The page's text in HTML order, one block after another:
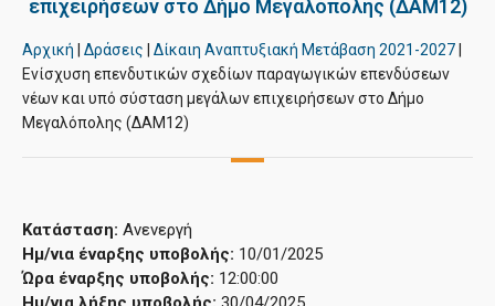
επιχειρήσεων στο Δήμο Μεγαλόπολης (ΔΑΜ12)
Αρχική Δράσεις Δίκαιη Αναπτυξιακή Μετάβαση 2021-2027
Ενίσχυση επενδυτικών σχεδίων παραγωγικών επενδύσεων
νέων και υπό σύσταση μεγάλων επιχειρήσεων στο Δήμο
Μεγαλόπολης (ΔΑΜ12)
Κατάσταση: Ανενεργή
Ημ/νια έναρξης υποβολής: 10/01/2025
Ώρα έναρξης υποβολής: 12:00:00